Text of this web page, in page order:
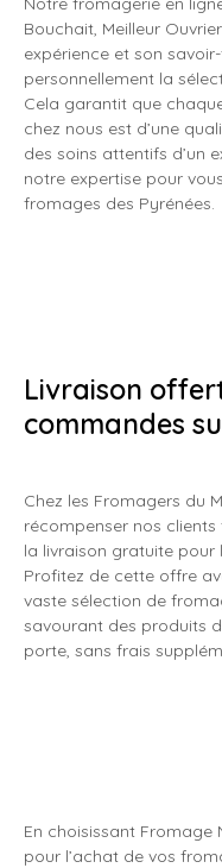
Bouchait, Meilleur
expérience et son
personnellement la
Cela garantit que
chez nous est d’une
des soins attentifs d’un
notre expertise pour
fromages des Pyrénées.
Livraison
commandes
Chez les Fromagers du
récompenser nos
la livraison gratuite pour
Profitez de cette offre
vaste sélection de
savourant des produits
porte, sans frais
En choisissant
pour l’achat de vos